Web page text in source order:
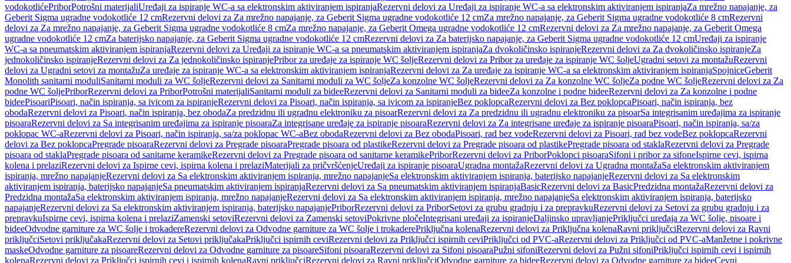
vodokotlićePriborPotrošni materijaliUređaji za ispiranje WC-a sa elektronskim aktiviranjem ispiranjaRezervni delovi za Uređaji za ispiranje WC-a sa elektronskim aktiviranjem ispiranjaZa mrežno napajanje, za
Geberit Sigma ugradne vodokotliće 12 cmRezervni delovi za Za mrežno napajanje, za Geberit Sigma ugradne vodokotliće 12 cmZa mrežno napajanje, za Geberit Sigma ugradne vodokotliće 8 cmRezervni
delovi za Za mrežno napajanje, za Geberit Sigma ugradne vodokotliće 8 cmZa mrežno napajanje, za Geberit Omega ugradne vodokotliće 12 cmRezervni delovi za Za mrežno napajanje, za Geberit Omega
ugradne vodokotliće 12 cmZa baterijsko napajanje, za Geberit Sigma ugradne vodokotliće 12 cmRezervni delovi za Za baterijsko napajanje, za Geberit Sigma ugradne vodokotliće 12 cmUređaji za ispiranje
WC-a sa pneumatskim aktiviranjem ispiranjaRezervni delovi za Uređaji za ispiranje WC-a sa pneumatskim aktiviranjem ispiranjaZa dvokoličinsko ispiranjeRezervni delovi za Za dvokoličinsko ispiranjeZa
jednokoličinsko ispiranjeRezervni delovi za Za jednokoličinsko ispiranjePribor za uređaje za ispiranje WC šoljeRezervni delovi za Pribor za uređaje za ispiranje WC šoljeUgradni setovi za montažuRezervni
delovi za Ugradni setovi za montažuZa uređaje za ispiranje WC-a sa elektronskim aktiviranjem ispiranjaRezervni delovi za Za uređaje za ispiranje WC-a sa elektronskim aktiviranjem ispiranjaSpojniceGeberit
Monolith sanitarni moduliSanitarni moduli za WC šoljeRezervni delovi za Sanitarni moduli za WC šoljeZa konzolne WC šoljeRezervni delovi za Za konzolne WC šoljeZa podne WC šoljeRezervni delovi za Za
podne WC šoljePriborRezervni delovi za PriborPotrošni materijaliSanitarni moduli za bideeRezervni delovi za Sanitarni moduli za bideeZa konzolne i podne bideeRezervni delovi za Za konzolne i podne
bideePisoariPisoari, način ispiranja, sa ivicom za ispiranjeRezervni delovi za Pisoari, način ispiranja, sa ivicom za ispiranjeBez poklopcaRezervni delovi za Bez poklopcaPisoari, način ispiranja, bez
obodaRezervni delovi za Pisoari, način ispiranja, bez obodaZa predzidnu ili ugradnu elektroniku za pisoarRezervni delovi za Za predzidnu ili ugradnu elektroniku za pisoarSa integrisanim uređajima za ispiranje
pisoaraRezervni delovi za Sa integrisanim uređajima za ispiranje pisoaraZa integrisane uređaje za ispiranje pisoaraRezervni delovi za Za integrisane uređaje za ispiranje pisoaraPisoari, način ispiranja, sa/za
poklopac WC-aRezervni delovi za Pisoari, način ispiranja, sa/za poklopac WC-aBez obodaRezervni delovi za Bez obodaPisoari, rad bez vodeRezervni delovi za Pisoari, rad bez vodeBez poklopcaRezervni
delovi za Bez poklopcaPregrade pisoaraRezervni delovi za Pregrade pisoaraPregrade pisoara od plastikeRezervni delovi za Pregrade pisoara od plastikePregrade pisoara od staklaRezervni delovi za Pregrade
pisoara od staklaPregrade pisoara od sanitarne keramikeRezervni delovi za Pregrade pisoara od sanitarne keramikePriborRezervni delovi za PriborPoklopci pisoaraSifoni i pribor za sifoneIspirne cevi, ispirna
kolena i prelaziRezervni delovi za Ispirne cevi, ispirna kolena i prelaziMaterijali za pričvršćenjeUređaji za ispiranje pisoaraUgradna montažaRezervni delovi za Ugradna montažaSa elektronskim aktiviranjem
ispiranja, mrežno napajanjeRezervni delovi za Sa elektronskim aktiviranjem ispiranja, mrežno napajanjeSa elektronskim aktiviranjem ispiranja, baterijsko napajanjeRezervni delovi za Sa elektronskim
aktiviranjem ispiranja, baterijsko napajanjeSa pneumatskim aktiviranjem ispiranjaRezervni delovi za Sa pneumatskim aktiviranjem ispiranjaBasicRezervni delovi za BasicPredzidna montažaRezervni delovi za
Predzidna montažaSa elektronskim aktiviranjem ispiranja, mrežno napajanjeRezervni delovi za Sa elektronskim aktiviranjem ispiranja, mrežno napajanjeSa elektronskim aktiviranjem ispiranja, baterijsko
napajanjeRezervni delovi za Sa elektronskim aktiviranjem ispiranja, baterijsko napajanjePriborRezervni delovi za PriborSetovi za grubu gradnju i za prepravkuRezervni delovi za Setovi za grubu gradnju i za
prepravkuIspirne cevi, ispirna kolena i prelaziZamenski setoviRezervni delovi za Zamenski setoviPokrivne pločeIntegrisani uređaji za ispiranjeDaljinsko upravljanjePriključci uređaja za WC šolje, pisoare i
bideeOdvodne garniture za WC šolje i trokadereRezervni delovi za Odvodne garniture za WC šolje i trokaderePriključna kolenaRezervni delovi za Priključna kolenaRavni priključciRezervni delovi za Ravni
priključciSetovi priključakaRezervni delovi za Setovi priključakaPriključci ispirnih ceviRezervni delovi za Priključci ispirnih ceviPriključci od PVC-aRezervni delovi za Priključci od PVC-aManžetne i pokrivne
maskeOdvodne garniture za pisoareRezervni delovi za Odvodne garniture za pisoareSifoni pisoaraRezervni delovi za Sifoni pisoaraPužni sifoniRezervni delovi za Pužni sifoniPriključci ispirnih cevi i ispirnih
kolenaRezervni delovi za Priključci ispirnih cevi i ispirnih kolenaRavni priključciRezervni delovi za Ravni priključciOdvodne garniture za bideeRezervni delovi za Odvodne garniture za bideeCevni